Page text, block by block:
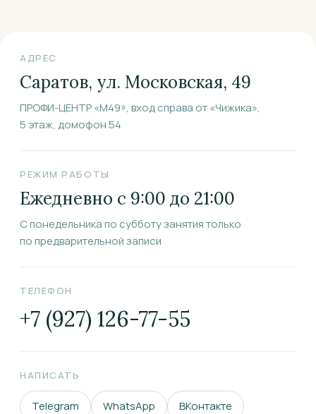
АДРЕС
Саратов, ул. Московская, 49
ПРОФИ-ЦЕНТР «М49», вход справа от «Чижика»,
5 этаж, домофон 54
РЕЖИМ РАБОТЫ
Ежедневно с 9:00 до 21:00
С понедельника по субботу занятия только
по предварительной записи
ТЕЛЕФОН
+7 (927) 126-77-55
НАПИСАТЬ
Telegram WhatsApp ВКонтакте